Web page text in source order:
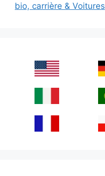
bio, carrière & Voitures